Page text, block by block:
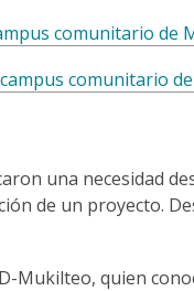
comunitario de
comunitario
una necesidad
de un proyecto.
Mukilteo, quien